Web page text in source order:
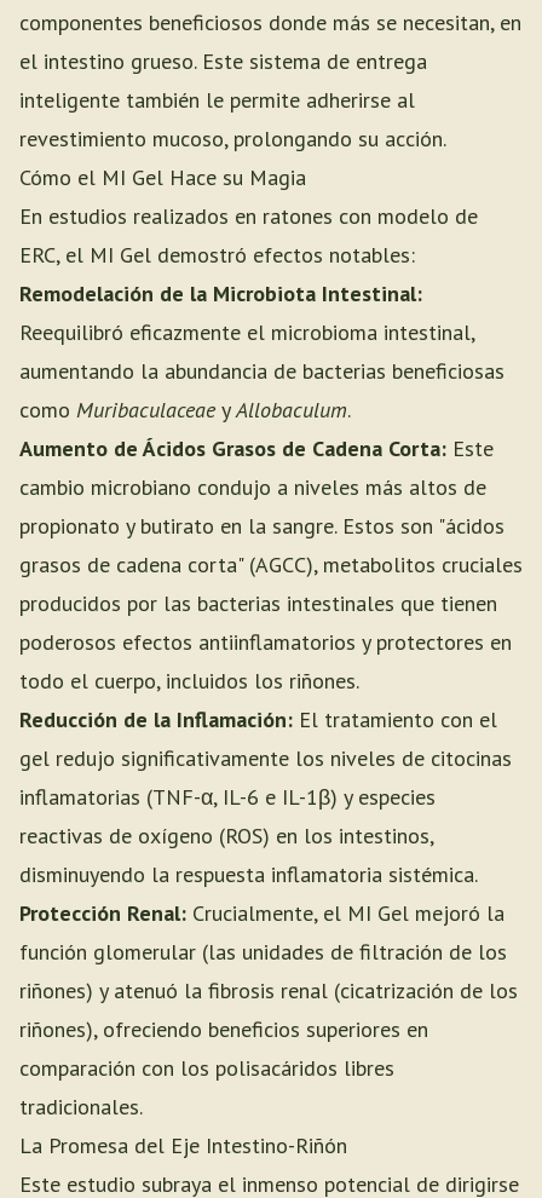
componentes beneficiosos donde más se necesitan, en
el intestino grueso. Este sistema de entrega
inteligente también le permite adherirse al
revestimiento mucoso, prolongando su acción.
Cómo el MI Gel Hace su Magia
En estudios realizados en ratones con modelo de
ERC, el MI Gel demostró efectos notables:
Remodelación de la Microbiota Intestinal:
Reequilibró eficazmente el microbioma intestinal,
aumentando la abundancia de bacterias beneficiosas
como Muribaculaceae yAllobaculum.
Aumento de Ácidos Grasos de Cadena Corta: Este
cambio microbiano condujo a niveles más altos de
propionato y butirato en la sangre. Estos son "ácidos
grasos de cadena corta" (AGCC), metabolitos cruciales
producidos por las bacterias intestinales que tienen
poderosos efectos antiinflamatorios y protectores en
todo el cuerpo, incluidos los riñones.
Reducción de la Inflamación: El tratamiento con el
gel redujo significativamente los niveles de citocinas
inflamatorias (TNF-α, IL-6 e IL-1β) y especies
reactivas de oxígeno (ROS) en los intestinos,
disminuyendo la respuesta inflamatoria sistémica.
Protección Renal: Crucialmente, el MI Gel mejoró la
función glomerular (las unidades de filtración de los
riñones) y atenuó la fibrosis renal (cicatrización de los
riñones), ofreciendo beneficios superiores en
comparación con los polisacáridos libres
tradicionales.
La Promesa del Eje Intestino-Riñón
Este estudio subraya el inmenso potencial de dirigirse